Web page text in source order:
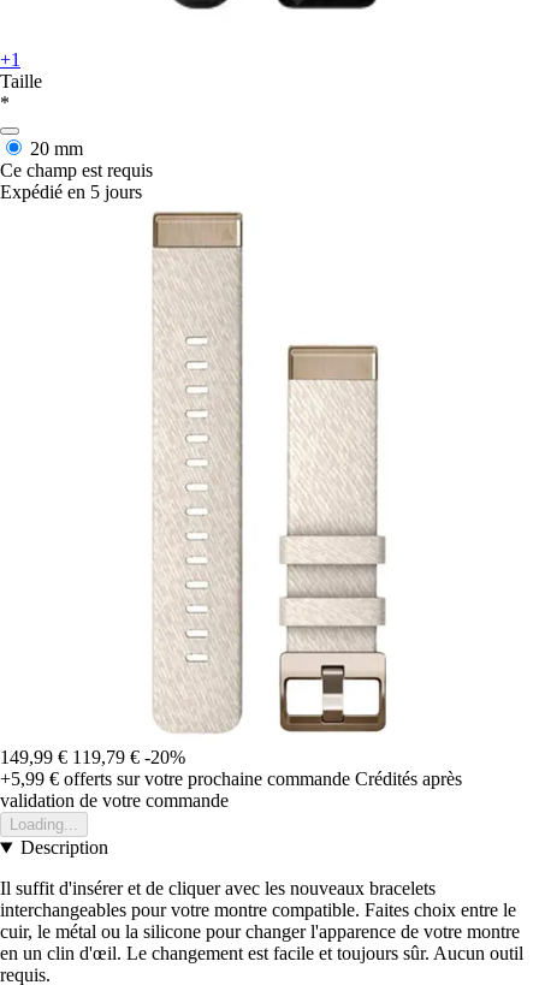
+1
Taille
*
20 mm
Ce champ est requis
Expédié en 5 jours
149,99 € 119,79 € -20%
+5,99 € offerts sur votre prochaine commande Crédités après
validation de votre commande
Loading...
Description
Il suffit d'insérer et de cliquer avec les nouveaux bracelets
interchangeables pour votre montre compatible. Faites choix entre le
cuir, le métal ou la silicone pour changer l'apparence de votre montre
en un clin d'œil. Le changement est facile et toujours sûr. Aucun outil
requis.